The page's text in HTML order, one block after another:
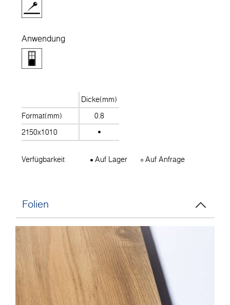
Anwendung
Dicke(mm)
Format(mm)
0.8
2150x1010
Verfügbarkeit Auf Lager Auf Anfrage
Folien